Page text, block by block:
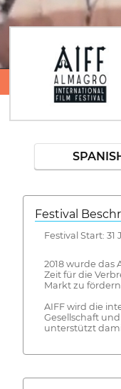
Festival
Festival Start:
2018 wurde
Zeit für die
Markt zu
AIFF wird die
Gesellschaft
unterstützt